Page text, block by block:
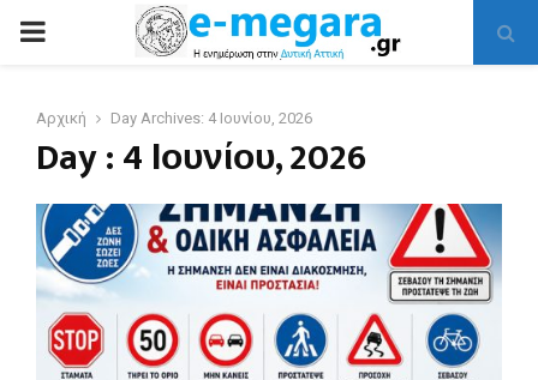
PRIMARY
Αρχική Day Archives: 4 Ιουνίου, 2026
Day : 4 Ιουνίου, 2026